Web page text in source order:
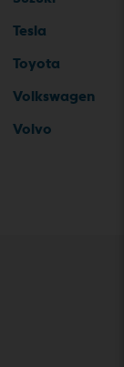
Tesla
Toyota
Volkswagen
Volvo